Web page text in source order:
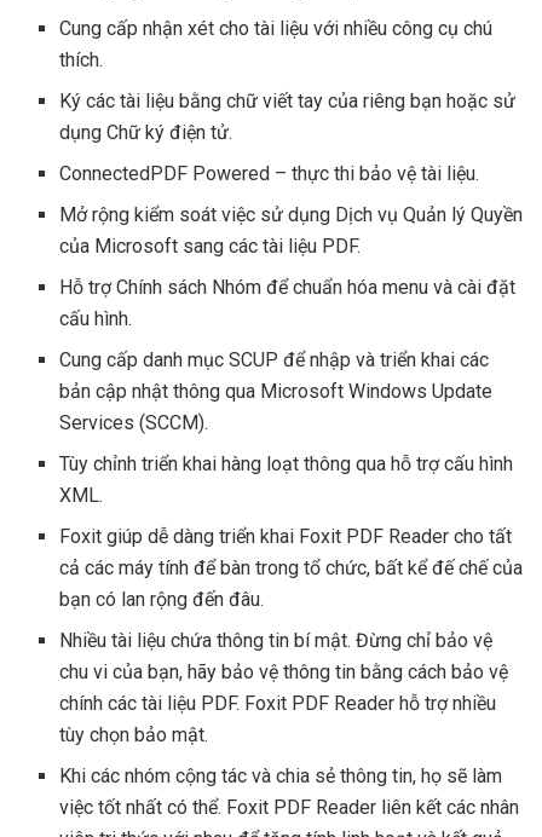
Cung cấp nhận xét cho tài liệu với nhiều công cụ chú
thích.
Ký các tài liệu bằng chữ viết tay của riêng bạn hoặc sử
dụng Chữ ký điện tử.
ConnectedPDF Powered – thực thi bảo vệ tài liệu.
Mở rộng kiểm soát việc sử dụng Dịch vụ Quản lý Quyền
của Microsoft sang các tài liệu PDF.
Hỗ trợ Chính sách Nhóm để chuẩn hóa menu và cài đặt
cấu hình.
Cung cấp danh mục SCUP để nhập và triển khai các
bản cập nhật thông qua Microsoft Windows Update
Services (SCCM).
Tùy chỉnh triển khai hàng loạt thông qua hỗ trợ cấu hình
XML.
Foxit giúp dễ dàng triển khai Foxit PDF Reader cho tất
cả các máy tính để bàn trong tổ chức, bất kể đế chế của
bạn có lan rộng đến đâu.
Nhiều tài liệu chứa thông tin bí mật. Đừng chỉ bảo vệ
chu vi của bạn, hãy bảo vệ thông tin bằng cách bảo vệ
chính các tài liệu PDF. Foxit PDF Reader hỗ trợ nhiều
tùy chọn bảo mật.
Khi các nhóm cộng tác và chia sẻ thông tin, họ sẽ làm
việc tốt nhất có thể. Foxit PDF Reader liên kết các nhân